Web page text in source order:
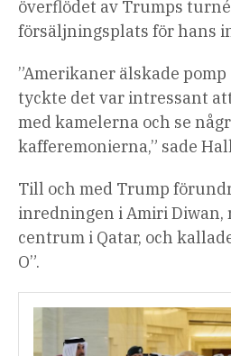
överflödet av Trumps
försäljningsplats för hans
”Amerikaner älskade
tyckte det var intressant
med kamelerna och se
kafferemonierna,” sade
Till och med Trump
inredningen i Amiri Diwan,
centrum i Qatar, och
O”.